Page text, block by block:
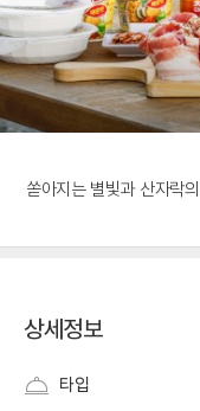
쏟아지는 별빛과 산자락
상세정보
타입